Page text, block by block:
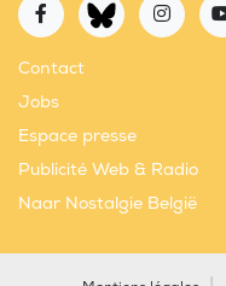
Contact
Jobs
Espace presse
Publicité Web & Radio
Naar Nostalgie België